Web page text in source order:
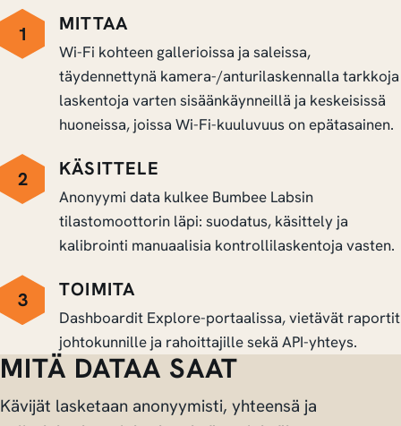
1 MITTAA
Wi-Fi kohteen gallerioissa ja saleissa,
täydennettynä kamera-/anturilaskennalla tarkkoja
laskentoja varten sisäänkäynneillä ja keskeisissä
huoneissa, joissa Wi-Fi-kuuluvuus on epätasainen.
2 KÄSITTELE
Anonyymi data kulkee Bumbee Labsin
tilastomoottorin läpi: suodatus, käsittely ja
kalibrointi manuaalisia kontrollilaskentoja vasten.
3 TOIMITA
Dashboardit Explore-portaalissa, vietävät raportit
johtokunnille ja rahoittajille sekä API-yhteys.
MITÄ DATAA SAAT
Kävijät lasketaan anonyymisti, yhteensä ja